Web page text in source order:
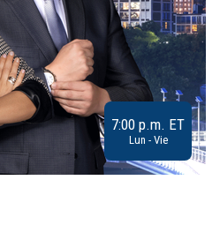
7:00 p.m. ET
Lun - Vie